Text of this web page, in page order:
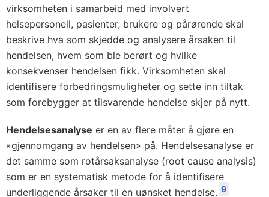
virksomheten i samarbeid med involvert
helsepersonell, pasienter, brukere og pårørende skal
beskrive hva som skjedde og analysere årsaken til
hendelsen, hvem som ble berørt og hvilke
konsekvenser hendelsen fikk. Virksomheten skal
identifisere forbedringsmuligheter og sette inn tiltak
som forebygger at tilsvarende hendelse skjer på nytt.
Hendelsesanalyse er en av flere måter å gjøre en
«gjennomgang av hendelsen» på. Hendelsesanalyse er
det samme som rotårsaksanalyse (root cause analysis)
som er en systematisk metode for å identifisere
underliggende årsaker til en uønsket hendelse. 9